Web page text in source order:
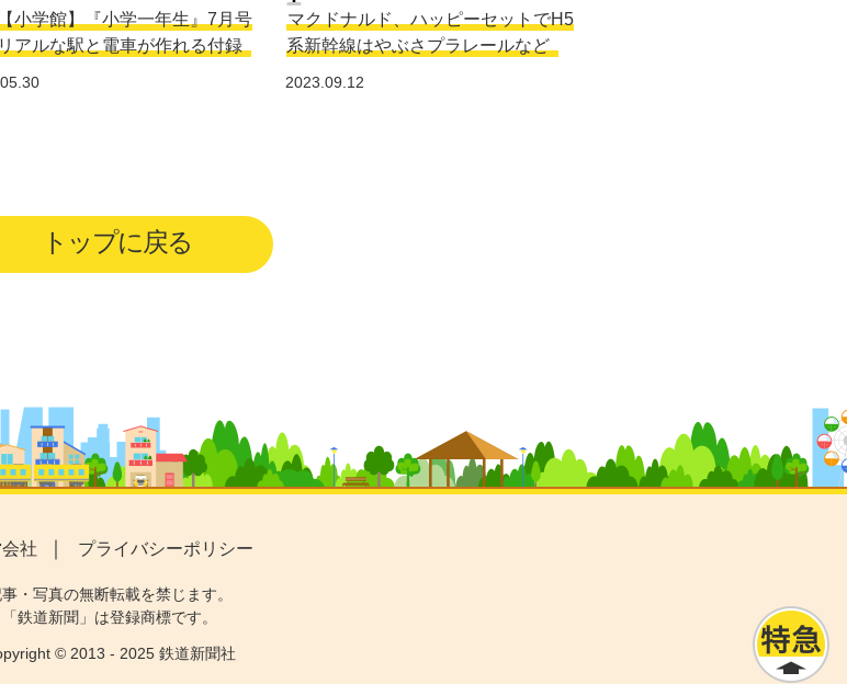
小学館】『小学一年生』7月号
アルな駅と電車が作れる付録
マクドナルド、ハッピーセットでH5
系新幹線はやぶさプラレールなど
2023.09.12
トップに戻る
社 プライバシーポリシー
・写真の無断転載を禁じます。
「鉄道新聞」は登録商標です。
© 2013 - 2025 鉄道新聞社